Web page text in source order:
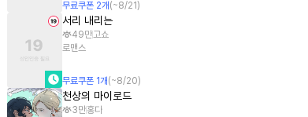
무료쿠폰 2개 (~8/21 )
서리 내리는
49만고쇼
로맨스
무료쿠폰 1개 (~8/20)
천상의 마이로드
3만홍다